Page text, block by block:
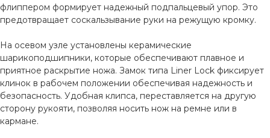
флиппером формирует надежный подпальцевый упор. Это
предотвращает соскальзывание руки на режущую кромку.
На осевом узле установлены керамические
шарикоподшипники, которые обеспечивают плавное и
приятное раскрытие ножа. Замок типа Liner Lock фиксирует
клинок в рабочем положении обеспечивая надежность и
безопасность. Удобная клипса, переставляется на другую
сторону рукояти, позволяя носить нож на ремне или в
кармане.